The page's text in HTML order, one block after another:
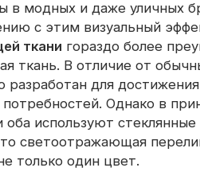
в модных и даже уличных
с этим визуальный
ткани гораздо более
ткань. В отличие от
разработан для
потребностей. Однако в
оба используют
светоотражающая
только один цвет.